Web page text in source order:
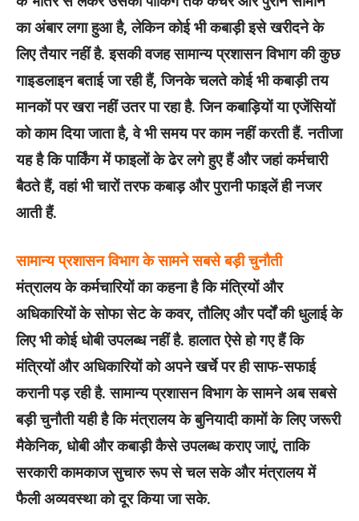
का अंबार लगा हुआ है, लेकिन कोई भी कबाड़ी इसे खरीदने के
लिए तैयार नहीं है. इसकी वजह सामान्य प्रशासन विभाग की कुछ
गाइडलाइन बताई जा रही हैं, जिनके चलते कोई भी कबाड़ी तय
मानकों पर खरा नहीं उतर पा रहा है. जिन कबाड़ियों या एजेंसियों
को काम दिया जाता है, वे भी समय पर काम नहीं करती हैं. नतीजा
यह है कि पार्किंग में फाइलों के ढेर लगे हुए हैं और जहां कर्मचारी
बैठते हैं, वहां भी चारों तरफ कबाड़ और पुरानी फाइलें ही नजर
आती हैं.
सामान्‍य प्रशासन विभाग के सामने सबसे बड़ी चुनौती
मंत्रालय के कर्मचारियों का कहना है कि मंत्रियों और
अधिकारियों के सोफा सेट के कवर, तौलिए और पर्दों की धुलाई के
लिए भी कोई धोबी उपलब्ध नहीं है. हालात ऐसे हो गए हैं कि
मंत्रियों और अधिकारियों को अपने खर्चे पर ही साफ-सफाई
करानी पड़ रही है. सामान्य प्रशासन विभाग के सामने अब सबसे
बड़ी चुनौती यही है कि मंत्रालय के बुनियादी कामों के लिए जरूरी
मैकेनिक, धोबी और कबाड़ी कैसे उपलब्ध कराए जाएं, ताकि
सरकारी कामकाज सुचारु रूप से चल सके और मंत्रालय में
फैली अव्यवस्था को दूर किया जा सके.